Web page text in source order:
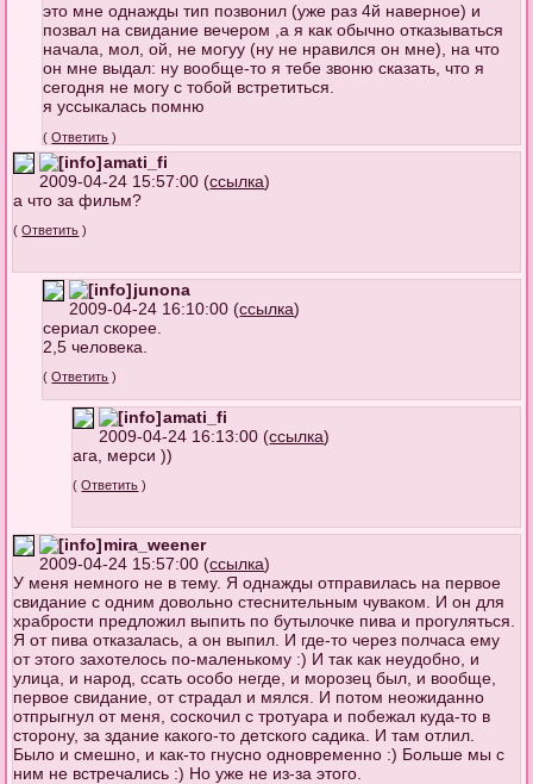
это мне однажды тип позвонил (уже раз 4й наверное) и
позвал на свидание вечером ,а я как обычно отказываться
начала, мол, ой, не могуу (ну не нравился он мне), на что
он мне выдал: ну вообще-то я тебе звоню сказать, что я
сегодня не могу с тобой встретиться.
я уссыкалась помню
(Ответить )
amati_fi
2009-04-24 15:57:00 (ссылка)
а что за фильм?
(Ответить )
junona
2009-04-24 16:10:00 (ссылка)
сериал скорее.
2,5 человека.
(Ответить )
amati_fi
2009-04-24 16:13:00 (ссылка)
ага, мерси ))
(Ответить )
mira_weener
2009-04-24 15:57:00 (ссылка)
У меня немного не в тему. Я однажды отправилась на первое
свидание с одним довольно стеснительным чуваком. И он для
храбрости предложил выпить по бутылочке пива и прогуляться.
Я от пива отказалась, а он выпил. И где-то через полчаса ему
от этого захотелось по-маленькому :) И так как неудобно, и
улица, и народ, ссать особо негде, и морозец был, и вообще,
первое свидание, от страдал и мялся. И потом неожиданно
отпрыгнул от меня, соскочил с тротуара и побежал куда-то в
сторону, за здание какого-то детского садика. И там отлил.
Было и смешно, и как-то гнусно одновременно :) Больше мы с
ним не встречались :) Но уже не из-за этого.